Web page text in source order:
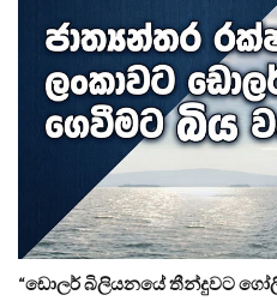
“ඩොලර් බිලියනයේ තීන්දුවට